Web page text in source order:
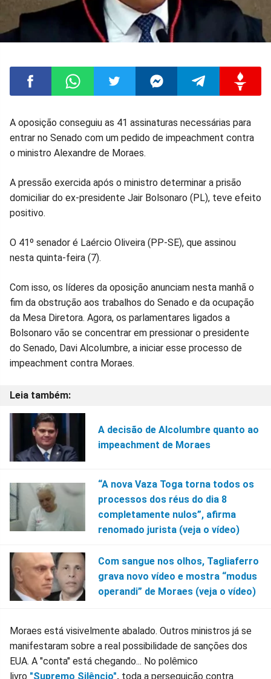
Compartilhar
no
Facebook
Compartilhar
no
Whatsapp
Compartilhar
no
Twitter
Compartilhar
Messenger
Compartilhar
TelegramGettr
A oposição conseguiu as 41 assinaturas necessárias para
entrar no Senado com um pedido de impeachment contra
o ministro Alexandre de Moraes.
A pressão exercida após o ministro determinar a prisão
domiciliar do ex-presidente Jair Bolsonaro (PL), teve efeito
positivo.
O 41º senador é Laércio Oliveira (PP-SE), que assinou
nesta quinta-feira (7).
Com isso, os líderes da oposição anunciam nesta manhã o
fim da obstrução aos trabalhos do Senado e da ocupação
da Mesa Diretora. Agora, os parlamentares ligados a
Bolsonaro vão se concentrar em pressionar o presidente
do Senado, Davi Alcolumbre, a iniciar esse processo de
impeachment contra Moraes.
A decisão de Alcolumbre quanto ao
impeachment de Moraes
“A nova Vaza Toga torna todos os
processos dos réus do dia 8
completamente nulos”, afirma
renomado jurista (veja o vídeo)
Com sangue nos olhos, Tagliaferro
grava novo vídeo e mostra “modus
operandi” de Moraes (veja o vídeo)
Moraes está visivelmente abalado. Outros ministros já se
manifestaram sobre a real possibilidade de sanções dos
EUA. A "conta" está chegando... No polêmico
livro "Supremo Silêncio", toda a perseguição contra